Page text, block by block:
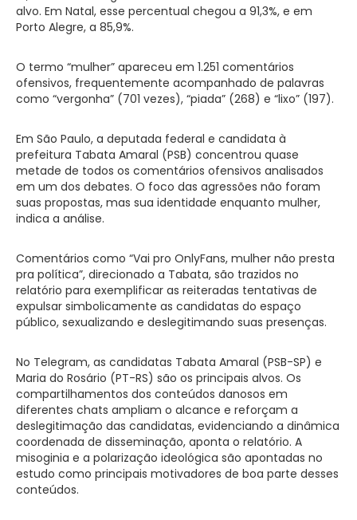
alvo. Em Natal, esse percentual chegou a 91,3%, e em
Porto Alegre, a 85,9%.
O termo “mulher” apareceu em 1.251 comentários
ofensivos, frequentemente acompanhado de palavras
como “vergonha” (701 vezes), “piada” (268) e “lixo” (197).
Em São Paulo, a deputada federal e candidata à
prefeitura Tabata Amaral (PSB) concentrou quase
metade de todos os comentários ofensivos analisados
em um dos debates. O foco das agressões não foram
suas propostas, mas sua identidade enquanto mulher,
indica a análise.
Comentários como “Vai pro OnlyFans, mulher não presta
pra política”, direcionado a Tabata, são trazidos no
relatório para exemplificar as reiteradas tentativas de
expulsar simbolicamente as candidatas do espaço
público, sexualizando e deslegitimando suas presenças.
No Telegram, as candidatas Tabata Amaral (PSB-SP) e
Maria do Rosário (PT-RS) são os principais alvos. Os
compartilhamentos dos conteúdos danosos em
diferentes chats ampliam o alcance e reforçam a
deslegitimação das candidatas, evidenciando a dinâmica
coordenada de disseminação, aponta o relatório. A
misoginia e a polarização ideológica são apontadas no
estudo como principais motivadores de boa parte desses
conteúdos.